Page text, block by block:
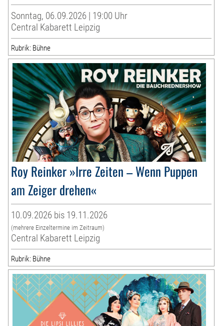
Sonntag, 06.09.2026 | 19:00 Uhr
Central Kabarett Leipzig
Rubrik: Bühne
Roy Reinker »Irre Zeiten – Wenn Puppen
am Zeiger drehen«
10.09.2026 bis 19.11.2026
(mehrere Einzeltermine im Zeitraum)
Central Kabarett Leipzig
Rubrik: Bühne